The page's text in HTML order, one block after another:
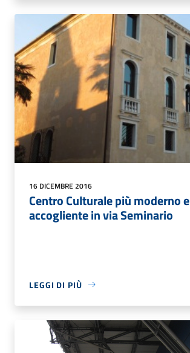
16 DICEMBRE 2016
Centro Culturale più moderno e
accogliente in via Seminario
LEGGI DI PIÙ